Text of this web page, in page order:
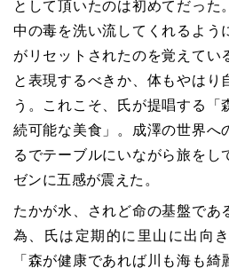
として頂いたのは初めてだった
中の毒を洗い流してくれるよう
がリセットされたのを覚えてい
と表現するべきか、体もやはり
う。これこそ、氏が提唱する「
続可能な美食」。成澤の世界へ
るでテーブルにいながら旅をし
ゼンに五感が震えた。
たかが水、されど命の基盤であ
為、氏は定期的に里山に出向
「森が健康であれば川も海も